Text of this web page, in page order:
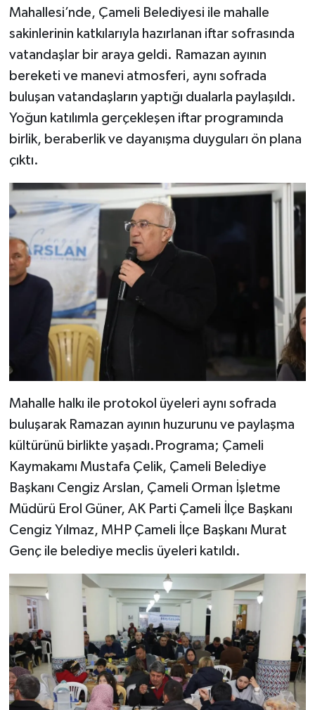
Mahallesi’nde, Çameli Belediyesi ile mahalle
sakinlerinin katkılarıyla hazırlanan iftar sofrasında
vatandaşlar bir araya geldi. Ramazan ayının
bereketi ve manevi atmosferi, aynı sofrada
buluşan vatandaşların yaptığı dualarla paylaşıldı.
Yoğun katılımla gerçekleşen iftar programında
birlik, beraberlik ve dayanışma duyguları ön plana
çıktı.
Mahalle halkı ile protokol üyeleri aynı sofrada
buluşarak Ramazan ayının huzurunu ve paylaşma
kültürünü birlikte yaşadı.Programa; Çameli
Kaymakamı Mustafa Çelik, Çameli Belediye
Başkanı Cengiz Arslan, Çameli Orman İşletme
Müdürü Erol Güner, AK Parti Çameli İlçe Başkanı
Cengiz Yılmaz, MHP Çameli İlçe Başkanı Murat
Genç ile belediye meclis üyeleri katıldı.